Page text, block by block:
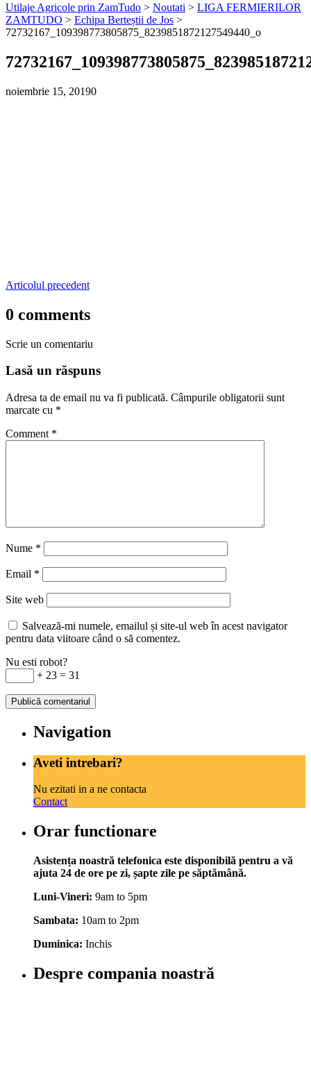
Utilaje Agricole prin ZamTudo > Noutati > LIGA FERMIERILOR
ZAMTUDO > Echipa Berteștii de Jos >
72732167_109398773805875_8239851872127549440_o
noiembrie 15, 20190
Articolul precedent
0 comments
Scrie un comentariu
Lasă un răspuns
Adresa ta de email nu va fi publicată. Câmpurile obligatorii sunt
marcate cu *
Comment *
Nume *
Email *
Site web
Salvează-mi numele, emailul și site-ul web în acest navigator
pentru data viitoare când o să comentez.
Nu esti robot?
+ 23 = 31
Navigation
Aveti intrebari?
Nu ezitati in a ne contacta
Contact
Orar functionare
Asistența noastră telefonica este disponibilă pentru a vă
ajuta 24 de ore pe zi, șapte zile pe săptămână.
Luni-Vineri: 9am to 5pm
Sambata: 10am to 2pm
Duminica: Inchis
Despre compania noastră